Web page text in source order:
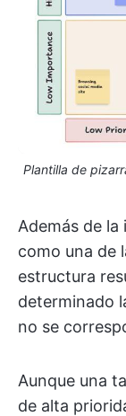
Plantilla de
Además de
como una de
estructura
determinado
no se
Aunque una
de alta